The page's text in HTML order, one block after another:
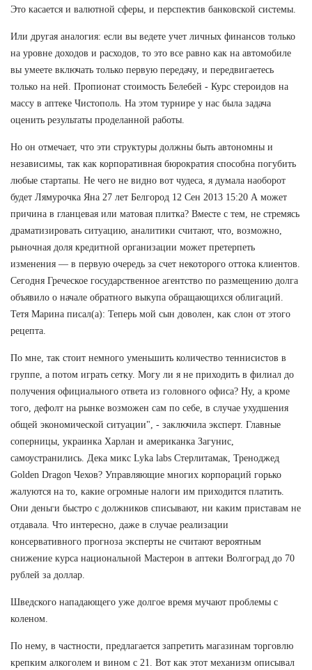
Это касается и валютной сферы, и перспектив банковской системы.
Или другая аналогия: если вы ведете учет личных финансов только
на уровне доходов и расходов, то это все равно как на автомобиле
вы умеете включать только первую передачу, и передвигаетесь
только на ней. Пропионат стоимость Белебей - Курс стероидов на
массу в аптеке Чистополь. На этом турнире у нас была задача
оценить результаты проделанной работы.
Но он отмечает, что эти структуры должны быть автономны и
независимы, так как корпоративная бюрократия способна погубить
любые стартапы. Не чего не видно вот чудеса, я думала наоборот
будет Лямурочка Яна 27 лет Белгород 12 Сен 2013 15:20 А может
причина в гланцевая или матовая плитка? Вместе с тем, не стремясь
драматизировать ситуацию, аналитики считают, что, возможно,
рыночная доля кредитной организации может претерпеть
изменения — в первую очередь за счет некоторого оттока клиентов.
Сегодня Греческое государственное агентство по размещению долга
объявило о начале обратного выкупа обращающихся облигаций.
Тетя Марина писал(а): Теперь мой сын доволен, как слон от этого
рецепта.
По мне, так стоит немного уменьшить количество теннисистов в
группе, а потом играть сетку. Могу ли я не приходить в филиал до
получения официального ответа из головного офиса? Ну, а кроме
того, дефолт на рынке возможен сам по себе, в случае ухудшения
общей экономической ситуации", - заключила эксперт. Главные
соперницы, украинка Харлан и американка Загунис,
самоустранились. Дека микс Lyka labs Стерлитамак, Треноджед
Golden Dragon Чехов? Управляющие многих корпораций горько
жалуются на то, какие огромные налоги им приходится платить.
Они деньги быстро с должников списывают, ни каким приставам не
отдавала. Что интересно, даже в случае реализации
консервативного прогноза эксперты не считают вероятным
снижение курса национальной Мастерон в аптеки Волгоград до 70
рублей за доллар.
Шведского нападающего уже долгое время мучают проблемы с
коленом.
По нему, в частности, предлагается запретить магазинам торговлю
крепким алкоголем и вином с 21. Вот как этот механизм описывал